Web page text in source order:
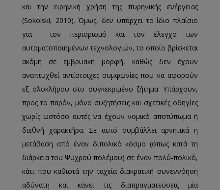
και την ειρηνική χρήση της πυρηνικής ενέργειας
(Sokolski, 2010). Όμως, δεν υπάρχει το ίδιο πλαίσιο
για τον περιορισμό και τον έλεγχο των
αυτοματοποιημένων τεχνολογιών, το οποίο βρίσκεται
ακόμη σε εμβρυακή μορφή, καθώς δεν έχουν
αναπτυχθεί αντίστοιχες συμφωνίες που να αφορούν
εξ ολοκλήρου στο συγκεκριμένο ζήτημα. Υπάρχουν,
προς το παρόν, μόνο συζητήσεις και σχετικές οδηγίες
χωρίς ωστόσο αυτές να έχουν νομικό αποτύπωμα ή
διεθνή χαρακτήρα. Σε αυτό συμβάλλει αρνητικά η
μετάβαση από έναν διπολικό κόσμο (όπως κατά τη
διάρκεια του Ψυχρού πολέμου) σε έναν πολύ-πολικό,
κάτι που καθιστά την ταχεία διακρατική συνεννόηση
αδύνατη και κάνει τις διαπραγματεύσεις μία